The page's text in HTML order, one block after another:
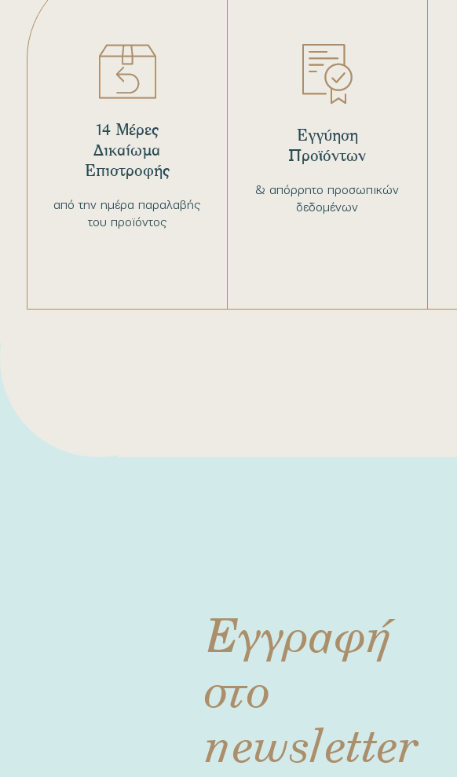
από την ημέρα παραλαβής
του προϊόντος
14 Μέρες
Δικαίωμα
Επιστροφής
& απόρρητο προσωπικών
δεδομένων
Εγγύηση
Προϊόντων
Εγγραφή
στο
newsletter